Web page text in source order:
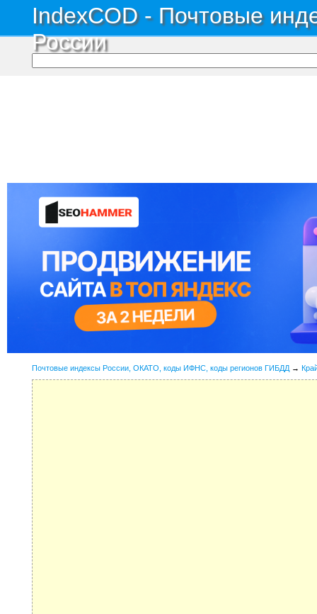
IndexCOD - Почтовые
России
Почтовые индексы России, ОКАТО, коды ИФНС, коды регионов ГИБДД →